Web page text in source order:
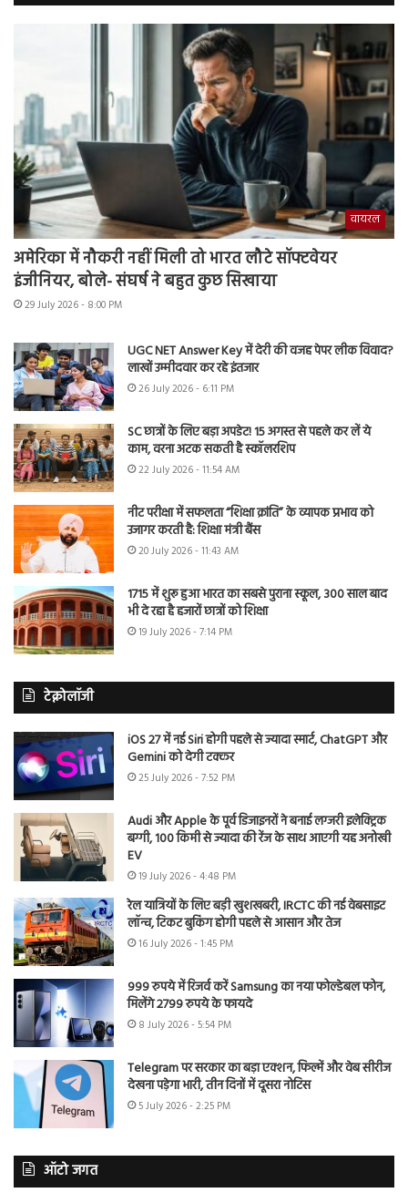
वायरल
अमेरिका में नौकरी नहीं मिली तो भारत लौटे सॉफ्टवेयर
इंजीनियर, बोले- संघर्ष ने बहुत कुछ सिखाया
29 July 2026 - 8:00 PM
UGC NET Answer Key में देरी की वजह पेपर लीक विवाद?
लाखों उम्मीदवार कर रहे इंतजार
26 July 2026 - 6:11 PM
SC छात्रों के लिए बड़ा अपडेट! 15 अगस्त से पहले कर लें ये
काम, वरना अटक सकती है स्कॉलरशिप
22 July 2026 - 11:54 AM
नीट परीक्षा में सफलता “शिक्षा क्रांति” के व्यापक प्रभाव को
उजागर करती है: शिक्षा मंत्री बैंस
20 July 2026 - 11:43 AM
1715 में शुरू हुआ भारत का सबसे पुराना स्कूल, 300 साल बाद
भी दे रहा है हजारों छात्रों को शिक्षा
19 July 2026 - 7:14 PM
टेक्नोलॉजी
iOS 27 में नई Siri होगी पहले से ज्यादा स्मार्ट, ChatGPT और
Gemini को देगी टक्कर
25 July 2026 - 7:52 PM
Audi और Apple के पूर्व डिजाइनरों ने बनाई लग्जरी इलेक्ट्रिक
बग्गी, 100 किमी से ज्यादा की रेंज के साथ आएगी यह अनोखी
EV
19 July 2026 - 4:48 PM
रेल यात्रियों के लिए बड़ी खुशखबरी, IRCTC की नई वेबसाइट
लॉन्च, टिकट बुकिंग होगी पहले से आसान और तेज
16 July 2026 - 1:45 PM
999 रुपये में रिजर्व करें Samsung का नया फोल्डेबल फोन,
मिलेंगे 2799 रुपये के फायदे
8 July 2026 - 5:54 PM
Telegram पर सरकार का बड़ा एक्शन, फिल्में और वेब सीरीज
देखना पड़ेगा भारी, तीन दिनों में दूसरा नोटिस
5 July 2026 - 2:25 PM
ऑटो जगत